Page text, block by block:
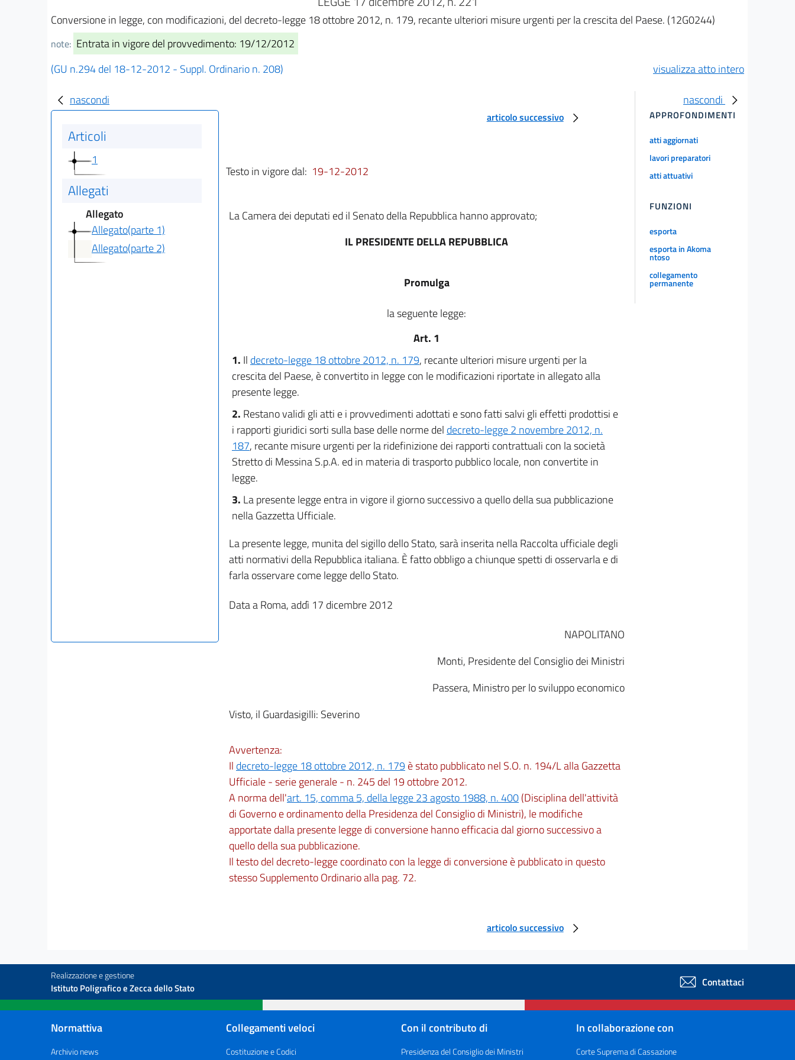
Conversione in legge, con modificazioni, del decreto-legge 18 ottobre 2012, n. 179, recante ulteriori misure urgenti per la crescita del Paese. (12G0244)
note: Entrata in vigore del provvedimento: 19/12/2012
(GU n.294 del 18-12-2012 - Suppl. Ordinario n. 208)
visualizza atto intero
nascondi
Articoli
1
Allegati
Allegato
Allegato(parte 1)
Allegato(parte 2)
articolo successivo
Testo in vigore dal: 19-12-2012
La Camera dei deputati ed il Senato della Repubblica hanno approvato;
IL PRESIDENTE DELLA REPUBBLICA
Promulga
la seguente legge:
Art. 1
1. Il decreto-legge 18 ottobre 2012, n. 179, recante ulteriori misure urgenti per la
crescita del Paese, è convertito in legge con le modificazioni riportate in allegato alla
presente legge.
2. Restano validi gli atti e i provvedimenti adottati e sono fatti salvi gli effetti prodottisi e
i rapporti giuridici sorti sulla base delle norme del decreto-legge 2 novembre 2012, n.
187, recante misure urgenti per la ridefinizione dei rapporti contrattuali con la società
Stretto di Messina S.p.A. ed in materia di trasporto pubblico locale, non convertite in
legge.
3. La presente legge entra in vigore il giorno successivo a quello della sua pubblicazione
nella Gazzetta Ufficiale.
La presente legge, munita del sigillo dello Stato, sarà inserita nella Raccolta ufficiale degli
atti normativi della Repubblica italiana. È fatto obbligo a chiunque spetti di osservarla e di
farla osservare come legge dello Stato.
Data a Roma, addì 17 dicembre 2012
NAPOLITANO
Monti, Presidente del Consiglio dei Ministri
Passera, Ministro per lo sviluppo economico
Visto, il Guardasigilli: Severino
Avvertenza:
Il decreto-legge 18 ottobre 2012, n. 179 è stato pubblicato nel S.O. n. 194/L alla Gazzetta
Ufficiale - serie generale - n. 245 del 19 ottobre 2012.
A norma dell'art. 15, comma 5, della legge 23 agosto 1988, n. 400(Disciplina dell'attività
di Governo e ordinamento della Presidenza del Consiglio di Ministri), le modifiche
apportate dalla presente legge di conversione hanno efficacia dal giorno successivo a
quello della sua pubblicazione.
Il testo del decreto-legge coordinato con la legge di conversione è pubblicato in questo
stesso Supplemento Ordinario alla pag. 72.
articolo successivo
nascondi
APPROFONDIMENTI
atti aggiornati
lavori preparatori
atti attuativi
FUNZIONI
esporta
esporta in Akoma
ntoso
collegamento
permanente
Realizzazione e gestione
Istituto Poligrafico e Zecca dello Stato Contattaci
Normattiva
Archivio news
Collegamenti veloci
Costituzione e Codici
Con il contributo di
Presidenza del Consiglio dei Ministri
In collaborazione con
Corte Suprema di Cassazione